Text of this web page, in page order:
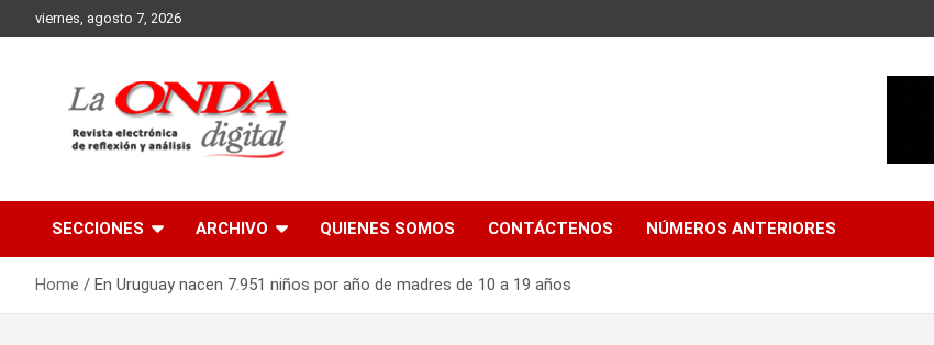
to
viernes, agosto 7, 2026
SECCIONES ARCHIVO QUIENES SOMOS CONTÁCTENOS NÚMEROS ANTERIORES
Home En Uruguay nacen 7.951 niños por año de madres de 10 a 19 años